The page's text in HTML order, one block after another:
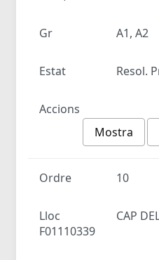
Gr A1, A2
Estat Resol.
Accions
Mostra
Ordre 10
Lloc
CAP
F01110339